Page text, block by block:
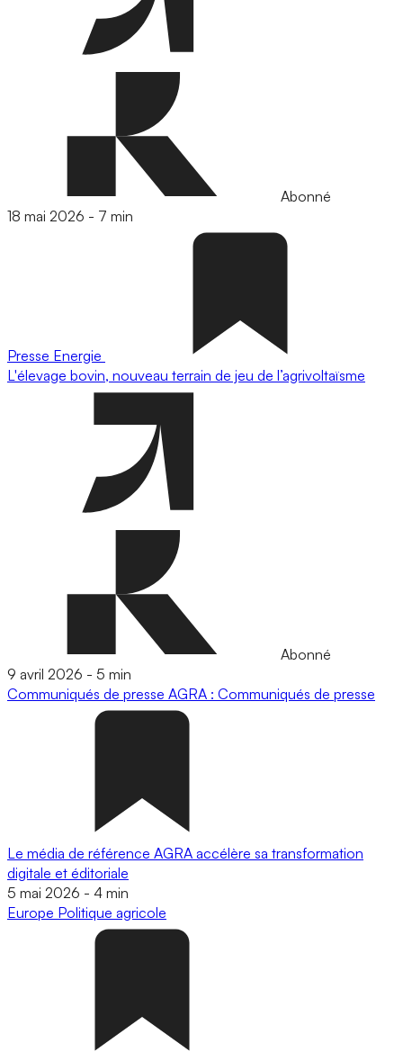
Abonné
18 mai 2026 - 7 min
Presse Energie
L'élevage bovin, nouveau terrain de jeu de l’agrivoltaïsme
Abonné
9 avril 2026 - 5 min
Communiqués de presse AGRA : Communiqués de presse
Le média de référence AGRA accélère sa transformation
digitale et éditoriale
5 mai 2026 - 4 min
Europe Politique agricole